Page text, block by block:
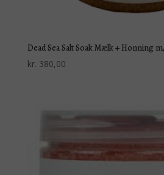
Dead Sea Salt Soak Mælk + Honning
kr. 380,00